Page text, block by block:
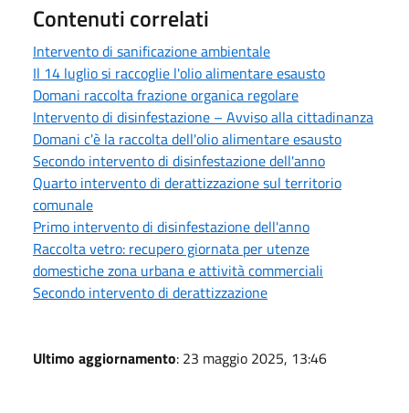
Contenuti correlati
Intervento di sanificazione ambientale
Il 14 luglio si raccoglie l'olio alimentare esausto
Domani raccolta frazione organica regolare
Intervento di disinfestazione – Avviso alla cittadinanza
Domani c'è la raccolta dell'olio alimentare esausto
Secondo intervento di disinfestazione dell'anno
Quarto intervento di derattizzazione sul territorio
comunale
Primo intervento di disinfestazione dell'anno
Raccolta vetro: recupero giornata per utenze
domestiche zona urbana e attività commerciali
Secondo intervento di derattizzazione
Ultimo aggiornamento: 23 maggio 2025, 13:46